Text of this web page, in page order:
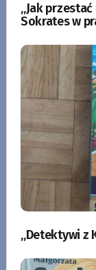
„Jak
Sokrates w
„Detektywi z